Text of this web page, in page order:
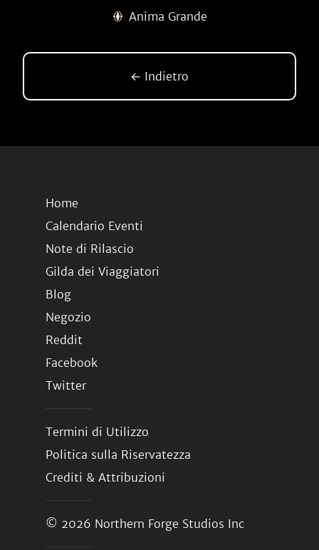
Anima Grande
← Indietro
Home
Calendario Eventi
Note di Rilascio
Gilda dei Viaggiatori
Blog
Negozio
Reddit
Facebook
Twitter
Termini di Utilizzo
Politica sulla Riservatezza
Crediti & Attribuzioni
© 2026 Northern Forge Studios Inc